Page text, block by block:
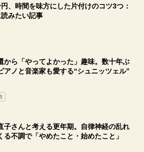
、時間を味方にした片付けのコツ3つ：
みたい記事
から「やってよかった」趣味。数十年ぶ
アノと音楽家も愛する“シュニッツェル”
子さんと考える更年期。自律神経の乱れ
る不調で「やめたこと・始めたこと」